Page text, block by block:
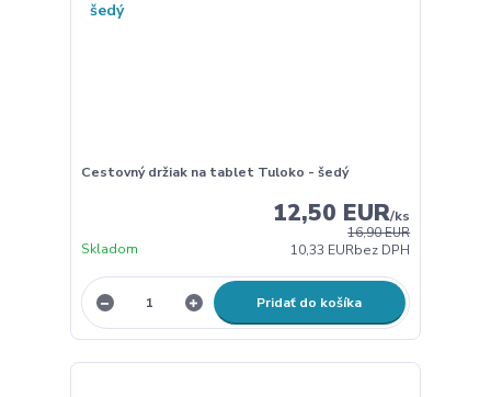
Cestovný držiak na tablet Tuloko - šedý
16,90 EUR
12,50 EUR/ks
10,33 EURbez DPH
Skladom
Pridať do košíka